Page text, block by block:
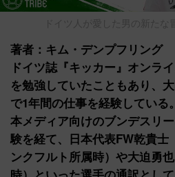
ドイツ人が愛した男の新た
著者：キム・デンプフリング
ドイツ誌『キッカー』オンラ
を勉強していたこともあり、
で1年間の仕事を経験している
本メディア向けのブンデスリ
験を経て、日本代表FW乾貴士
ンクフルト所属時）や大迫勇